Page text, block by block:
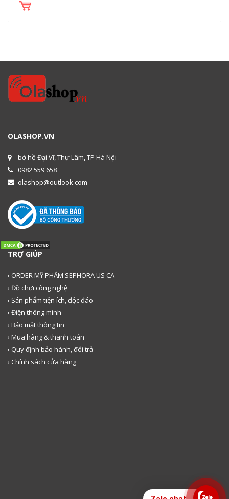
OLASHOP.VN
bờ hồ Đại Vĩ, Thư Lâm, TP Hà Nội
0982 559 658
olashop@outlook.com
TRỢ GIÚP
› ORDER MỸ PHẨM SEPHORA US CA
› Đồ chơi công nghệ
› Sản phẩm tiện ích, độc đáo
› Điện thông minh
› Bảo mật thông tin
› Mua hàng & thanh toán
› Quy định bảo hành, đổi trả
› Chính sách cửa hàng